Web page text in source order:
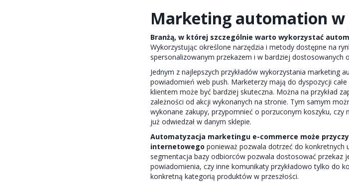
Marketing automation
Branżą, w której szczególnie warto wykorzystać
Wykorzystując określone narzędzia i metody dostępne na
spersonalizowanym przekazem i w bardziej dostosowanych
Jednym z najlepszych przykładów wykorzystania marketing
powiadomień web push. Marketerzy mają do dyspozycji
klientem może być bardziej skuteczna. Można na przykład
zależności od akcji wykonanych na stronie. Tym samym
wykonane zakupy, przypomnieć o porzuconym koszyku,
już odwiedzał w danym sklepie.
Automatyzacja marketingu e-commerce może
internetowego ponieważ pozwala dotrzeć do
segmentacja bazy odbiorców pozwala dostosować przekaz
powiadomienia, czy inne komunikaty przykładowo tylko do
konkretną kategorią produktów w przeszłości.